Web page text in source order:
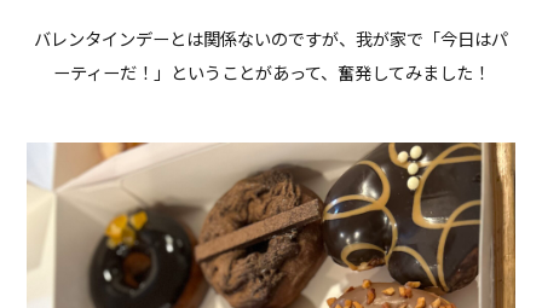
バレンタインデーとは関係ないのですが、我が家で「今日はパ
ーティーだ！」ということがあって、奮発してみました！